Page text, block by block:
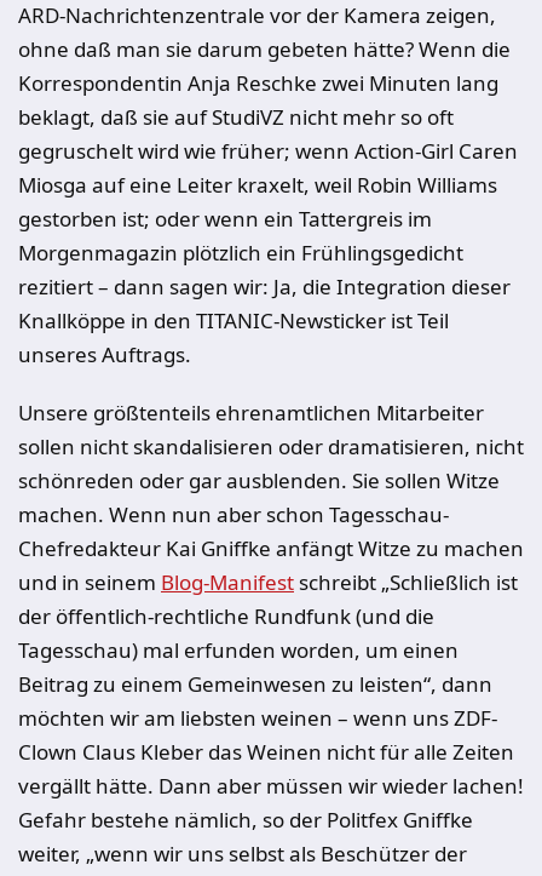
ARD-Nachrichtenzentrale vor der Kamera zeigen,
ohne daß man sie darum gebeten hätte? Wenn die
Korrespondentin Anja Reschke zwei Minuten lang
beklagt, daß sie auf StudiVZ nicht mehr so oft
gegruschelt wird wie früher; wenn Action-Girl Caren
Miosga auf eine Leiter kraxelt, weil Robin Williams
gestorben ist; oder wenn ein Tattergreis im
Morgenmagazin plötzlich ein Frühlingsgedicht
rezitiert – dann sagen wir: Ja, die Integration dieser
Knallköppe in den TITANIC-Newsticker ist Teil
unseres Auftrags.
Unsere größtenteils ehrenamtlichen Mitarbeiter
sollen nicht skandalisieren oder dramatisieren, nicht
schönreden oder gar ausblenden. Sie sollen Witze
machen. Wenn nun aber schon Tagesschau-
Chefredakteur Kai Gniffke anfängt Witze zu machen
und in seinem Blog-Manifest schreibt „Schließlich ist
der öffentlich-rechtliche Rundfunk (und die
Tagesschau) mal erfunden worden, um einen
Beitrag zu einem Gemeinwesen zu leisten“, dann
möchten wir am liebsten weinen – wenn uns ZDF-
Clown Claus Kleber das Weinen nicht für alle Zeiten
vergällt hätte. Dann aber müssen wir wieder lachen!
Gefahr bestehe nämlich, so der Politfex Gniffke
weiter, „wenn wir uns selbst als Beschützer der